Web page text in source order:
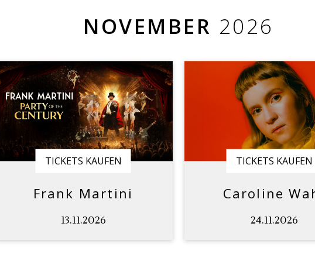
NOVEMBER 2026
TICKETS KAUFEN
Frank Martini
13.11.2026
TICKETS KAUFEN
Caroline
24.11.2026